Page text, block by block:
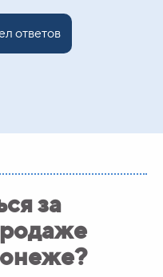
ответов
за